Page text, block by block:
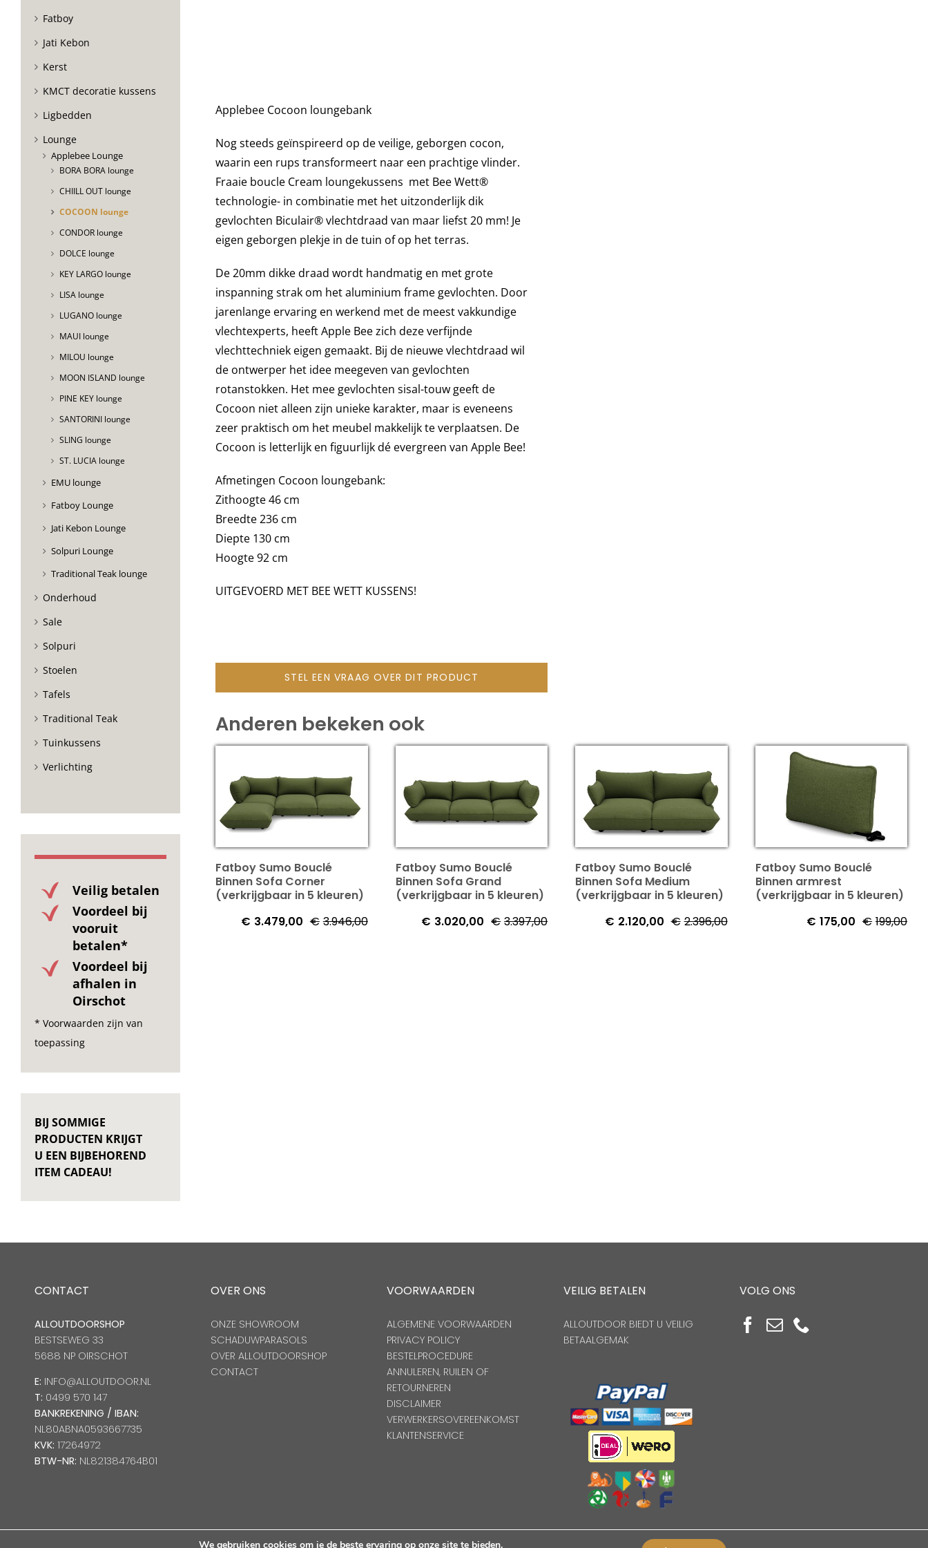
Applebee Cocoon loungebank
Nog steeds geïnspireerd op de veilige, geborgen cocon,
waarin een rups transformeert naar een prachtige vlinder.
Fraaie boucle Cream loungekussens met Bee Wett®
technologie- in combinatie met het uitzonderlijk dik
gevlochten Biculair® vlechtdraad van maar liefst 20 mm! Je
eigen geborgen plekje in de tuin of op het terras.
De 20mm dikke draad wordt handmatig en met grote
inspanning strak om het aluminium frame gevlochten. Door
jarenlange ervaring en werkend met de meest vakkundige
vlechtexperts, heeft Apple Bee zich deze verfijnde
vlechttechniek eigen gemaakt. Bij de nieuwe vlechtdraad wil
de ontwerper het idee meegeven van gevlochten
rotanstokken. Het mee gevlochten sisal-touw geeft de
Cocoon niet alleen zijn unieke karakter, maar is eveneens
zeer praktisch om het meubel makkelijk te verplaatsen. De
Cocoon is letterlijk en figuurlijk dé evergreen van Apple Bee!
Afmetingen Cocoon loungebank:
Zithoogte 46 cm
Breedte 236 cm
Diepte 130 cm
Hoogte 92 cm
UITGEVOERD MET BEE WETT KUSSENS!
STEL EEN VRAAG OVER DIT PRODUCT
Anderen bekeken ook
Fatboy Sumo Bouclé
Binnen Sofa Corner
(verkrijgbaar in 5 kleuren)
€ 3.946,00
€ 3.479,00
Fatboy Sumo Bouclé
Binnen Sofa Grand
(verkrijgbaar in 5 kleuren)
€ 3.397,00
€ 3.020,00
Fatboy Sumo Bouclé
Binnen Sofa Medium
(verkrijgbaar in 5 kleuren)
€ 2.396,00
€ 2.120,00
Fatboy Sumo Bouclé
Binnen armrest
(verkrijgbaar in 5 kleuren)
€ 199,00
€ 175,00
Fatboy
Jati Kebon
Kerst
KMCT decoratie kussens
Ligbedden
Lounge
Applebee Lounge
BORA BORA lounge
CHIILL OUT lounge
COCOON lounge
CONDOR lounge
DOLCE lounge
KEY LARGO lounge
LISA lounge
LUGANO lounge
MAUI lounge
MILOU lounge
MOON ISLAND lounge
PINE KEY lounge
SANTORINI lounge
SLING lounge
ST. LUCIA lounge
EMU lounge
Fatboy Lounge
Jati Kebon Lounge
Solpuri Lounge
Traditional Teak lounge
Onderhoud
Sale
Solpuri
Stoelen
Tafels
Traditional Teak
Tuinkussens
Verlichting
Veilig betalen
Voordeel bij
vooruit
betalen*
Voordeel bij
afhalen in
Oirschot
* Voorwaarden zijn van
toepassing
BIJ SOMMIGE
PRODUCTEN KRIJGT
U EEN BIJBEHOREND
ITEM CADEAU!
CONTACT
ALLOUTDOORSHOP
BESTSEWEG 33
5688 NP OIRSCHOT
E: INFO@ALLOUTDOOR.NL
T: 0499 570 147
BANKREKENING / IBAN:
NL80ABNA0593667735
KVK: 17264972
BTW-NR: NL821384764B01
OVER ONS
ONZE SHOWROOM
SCHADUWPARASOLS
OVER ALLOUTDOORSHOP
CONTACT
VOORWAARDEN
ALGEMENE VOORWAARDEN
PRIVACY POLICY
BESTELPROCEDURE
ANNULEREN, RUILEN OF
RETOURNEREN
DISCLAIMER
VERWERKERSOVEREENKOMST
KLANTENSERVICE
VEILIG BETALEN
ALLOUTDOOR BIEDT U VEILIG
BETAALGEMAK
VOLG ONS
Copyright Alloutdoorshop © 2026. Alle Rechten Voorbehouden
We gebruiken cookies om je de beste ervaring op onze site te bieden.